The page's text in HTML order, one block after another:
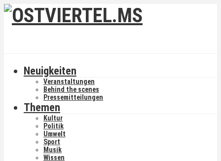
Neuigkeiten
Veranstaltungen
Behind the scenes
Pressemitteilungen
Themen
Kultur
Politik
Umwelt
Sport
Musik
Wissen